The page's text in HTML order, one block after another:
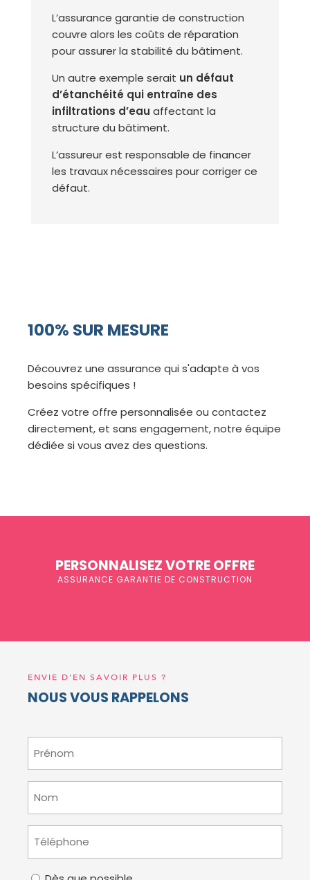
L’assurance garantie de construction
couvre alors les coûts de réparation
pour assurer la stabilité du bâtiment.
Un autre exemple serait un défaut
d’étanchéité qui entraîne des
infiltrations d’eau affectant la
structure du bâtiment.
L’assureur est responsable de financer
les travaux nécessaires pour corriger ce
défaut.
100% SUR MESURE
Découvrez une assurance qui s'adapte à vos
besoins spécifiques !
Créez votre offre personnalisée ou contactez
directement, et sans engagement, notre équipe
dédiée si vous avez des questions.
PERSONNALISEZ VOTRE OFFRE
ASSURANCE GARANTIE DE CONSTRUCTION
ENVIE D'EN SAVOIR PLUS ?
NOUS VOUS RAPPELONS
(Nécessaire)
(Nécessaire)
(Nécessaire)